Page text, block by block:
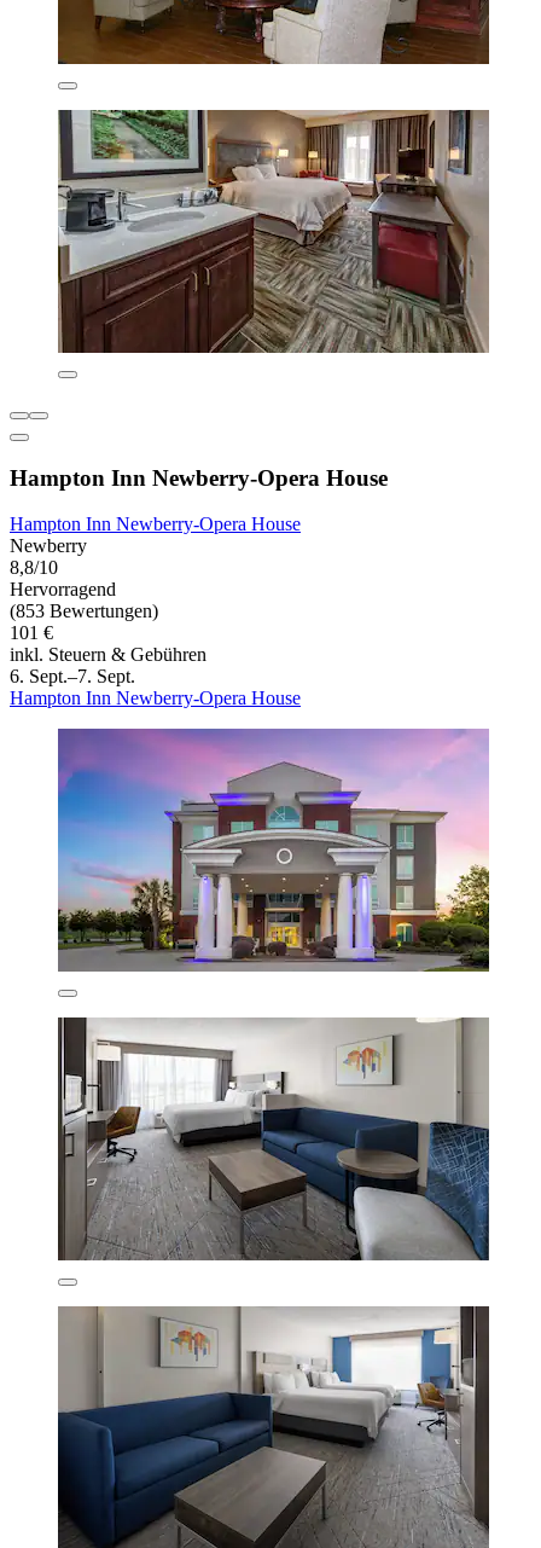
Hampton Inn Newberry-Opera House
Hampton Inn Newberry-Opera House
Newberry
8,8/10
Hervorragend
(853 Bewertungen)
101 €
inkl. Steuern & Gebühren
6. Sept.–7. Sept.
Hampton Inn Newberry-Opera House